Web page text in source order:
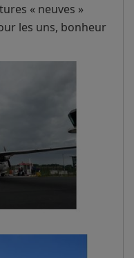
« neuves »
les uns, bonheur